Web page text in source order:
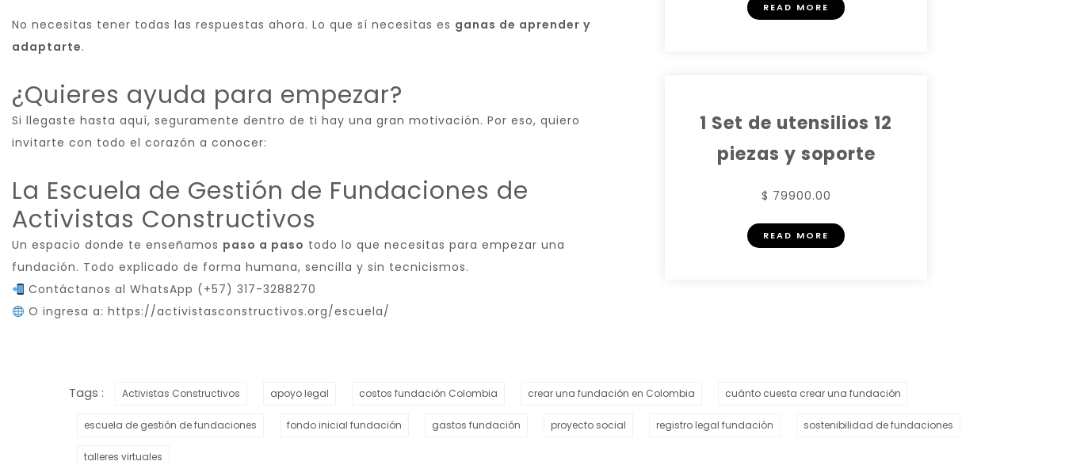
No necesitas tener todas las respuestas ahora. Lo que sí necesitas es ganas de aprender y
adaptarte.
¿Quieres ayuda para empezar?
Si llegaste hasta aquí, seguramente dentro de ti hay una gran motivación. Por eso, quiero
invitarte con todo el corazón a conocer:
La Escuela de Gestión de Fundaciones de
Activistas Constructivos
Un espacio donde te enseñamos paso a paso todo lo que necesitas para empezar una
fundación. Todo explicado de forma humana, sencilla y sin tecnicismos.
Contáctanos al WhatsApp (+57) 317-3288270
O ingresa a: https://activistasconstructivos.org/escuela/
READ MORE
1 Set de utensilios 12
piezas y soporte
$ 79900.00
READ MORE
Tags : Activistas Constructivos apoyo legal costos fundación Colombia crear una fundación en Colombia cuánto cuesta crear una fundación
escuela de gestión de fundaciones fondo inicial fundación gastos fundación proyecto social registro legal fundación sostenibilidad de fundaciones
talleres virtuales